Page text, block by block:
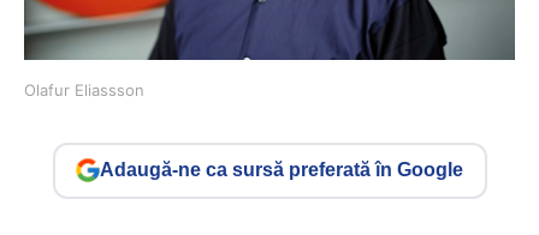
Olafur Eliassson
Adaugă-ne ca sursă preferată în Google